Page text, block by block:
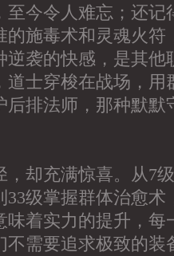
今令人难忘；还记
的施毒术和灵魂火符
逆袭的快感，是其他
道士穿梭在战场，用
后排法师，那种默默
，却充满惊喜。从7
级掌握群体治愈术
味着实力的提升，每
不需要追求极致的装